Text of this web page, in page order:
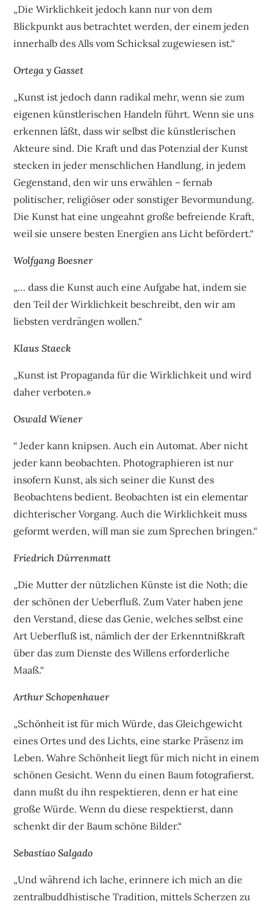
„Die Wirklichkeit jedoch kann nur von dem
Blickpunkt aus betrachtet werden, der einem jeden
innerhalb des Alls vom Schicksal zugewiesen ist.“
Ortega y Gasset
„Kunst ist jedoch dann radikal mehr, wenn sie zum
eigenen künstlerischen Handeln führt. Wenn sie uns
erkennen läßt, dass wir selbst die künstlerischen
Akteure sind. Die Kraft und das Potenzial der Kunst
stecken in jeder menschlichen Handlung, in jedem
Gegenstand, den wir uns erwählen – fernab
politischer, religiöser oder sonstiger Bevormundung.
Die Kunst hat eine ungeahnt große befreiende Kraft,
weil sie unsere besten Energien ans Licht befördert.“
Wolfgang Boesner
„… dass die Kunst auch eine Aufgabe hat, indem sie
den Teil der Wirklichkeit beschreibt, den wir am
liebsten verdrängen wollen.“
Klaus Staeck
„Kunst ist Propaganda für die Wirklichkeit und wird
daher verboten.»
Oswald Wiener
“ Jeder kann knipsen. Auch ein Automat. Aber nicht
jeder kann beobachten. Photographieren ist nur
insofern Kunst, als sich seiner die Kunst des
Beobachtens bedient. Beobachten ist ein elementar
dichterischer Vorgang. Auch die Wirklichkeit muss
geformt werden, will man sie zum Sprechen bringen.“
Friedrich Dürrenmatt
„Die Mutter der nützlichen Künste ist die Noth; die
der schönen der Ueberfluß. Zum Vater haben jene
den Verstand, diese das Genie, welches selbst eine
Art Ueberfluß ist, nämlich der der Erkenntnißkraft
über das zum Dienste des Willens erforderliche
Maaß.“
Arthur Schopenhauer
„Schönheit ist für mich Würde, das Gleichgewicht
eines Ortes und des Lichts, eine starke Präsenz im
Leben. Wahre Schönheit liegt für mich nicht in einem
schönen Gesicht. Wenn du einen Baum fotografierst.
dann mußt du ihn respektieren, denn er hat eine
große Würde. Wenn du diese respektierst, dann
schenkt dir der Baum schöne Bilder.“
Sebastiao Salgado
„Und während ich lache, erinnere ich mich an die
zentralbuddhistische Tradition, mittels Scherzen zu